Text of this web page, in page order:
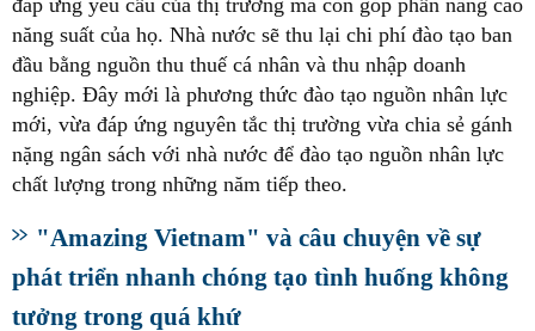
năng suất của họ. Nhà nước sẽ thu lại chi phí đào tạo ban
đầu bằng nguồn thu thuế cá nhân và thu nhập doanh
nghiệp. Đây mới là phương thức đào tạo nguồn nhân lực
mới, vừa đáp ứng nguyên tắc thị trường vừa chia sẻ gánh
nặng ngân sách với nhà nước để đào tạo nguồn nhân lực
chất lượng trong những năm tiếp theo.
"Amazing Vietnam" và câu chuyện về sự
phát triển nhanh chóng tạo tình huống không
tưởng trong quá khứ